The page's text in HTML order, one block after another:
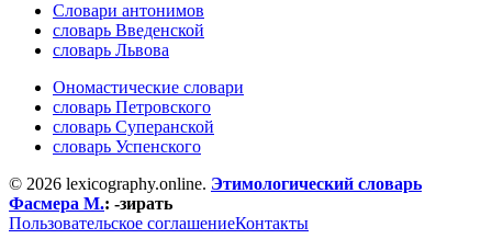
Словари антонимов
словарь Введенской
словарь Львова
Ономастические словари
словарь Петровского
словарь Суперанской
словарь Успенского
© 2026 lexicography.online. Этимологический словарь
Фасмера М.: -зирать
Пользовательское соглашениеКонтакты